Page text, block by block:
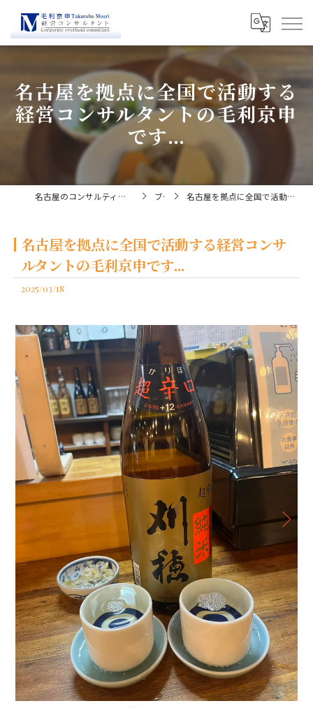
名古屋を拠点に全国で活動する
経営コンサルタントの毛利京申
です...
名古屋のコンサルティングなら経営コンサルタント毛利京申 ブログ 名古屋を拠点に全国で活動する経営コンサルタントの毛利京申です...
名古屋を拠点に全国で活動する経営コンサ
ルタントの毛利京申です...
2025/03/18